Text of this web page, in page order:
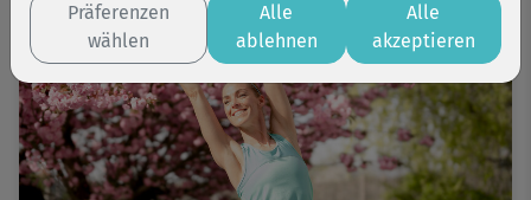
Präferenzen
wählen
Alle
ablehnen
Alle
akzeptieren